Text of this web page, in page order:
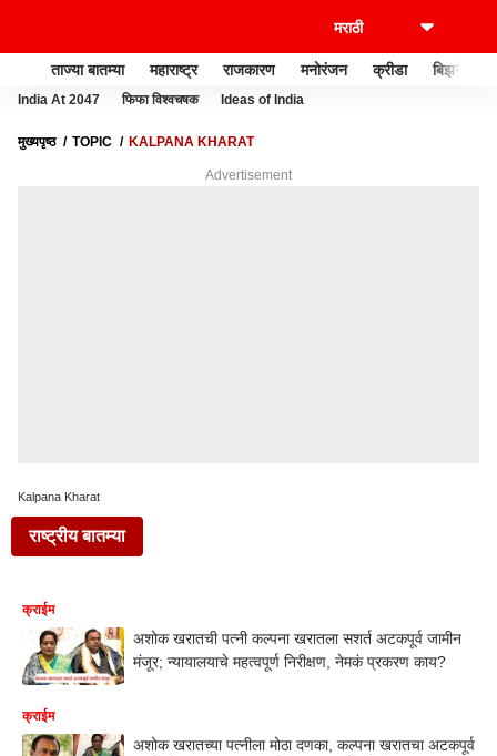
ताज्या बातम्या महाराष्ट्र राजकारण मनोरंजन क्रीडा बिझनेस
India At 2047 फिफा विश्वचषक Ideas of India
मुख्यपृष्ठ TOPIC KALPANA KHARAT
Advertisement
Kalpana Kharat
राष्ट्रीय बातम्या
क्राईम
अशोक खरातची पत्नी कल्पना खरातला सशर्त अटकपूर्व जामीन
मंजूर; न्यायालयाचे महत्वपूर्ण निरीक्षण, नेमकं प्रकरण काय?
क्राईम
अशोक खरातच्या पत्नीला मोठा दणका, कल्पना खरातचा अटकपूर्व